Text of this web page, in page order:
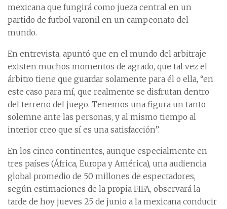
mexicana que fungirá como jueza central en un
partido de futbol varonil en un campeonato del
mundo.
En entrevista, apuntó que en el mundo del arbitraje
existen muchos momentos de agrado, que tal vez el
árbitro tiene que guardar solamente para él o ella, “en
este caso para mí, que realmente se disfrutan dentro
del terreno del juego. Tenemos una figura un tanto
solemne ante las personas, y al mismo tiempo al
interior creo que sí es una satisfacción”.
En los cinco continentes, aunque especialmente en
tres países (África, Europa y América), una audiencia
global promedio de 50 millones de espectadores,
según estimaciones de la propia FIFA, observará la
tarde de hoy jueves 25 de junio a la mexicana conducir